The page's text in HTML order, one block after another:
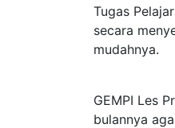
Tugas
secara
mudahnya.
GEMPI Les
bulannya